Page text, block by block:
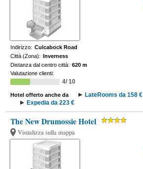
Indirizzo: Culcabock Road
Città (Zona): Inverness
Distanza dal centro città: 620 m
Valutazione clienti:
4/ 10
Hotel offerto anche da LateRooms da 158 €
Expedia da 223 €
The New Drumossie Hotel
Visualizza sulla mappa